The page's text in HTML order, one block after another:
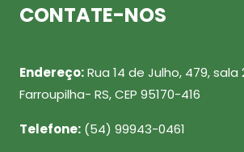
CONTATE-NOS
Endereço:Rua 14 de Julho, 479, sala
Farroupilha- RS, CEP 95170-416
Telefone: (54) 99943-0461